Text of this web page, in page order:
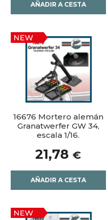
AÑADIR A CESTA
16676 Mortero alemán
Granatwerfer GW 34,
escala 1/16.
21,78 €
AÑADIR A CESTA